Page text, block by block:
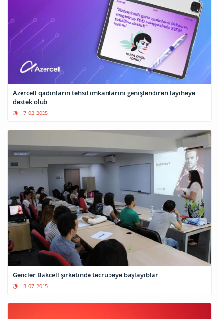
Azercell qadınların təhsil imkanlarını genişləndirən layihəyə
dəstək olub
17-02-2025
Gənclər Bakcell şirkətində təcrübəyə başlayıblar
13-07-2015